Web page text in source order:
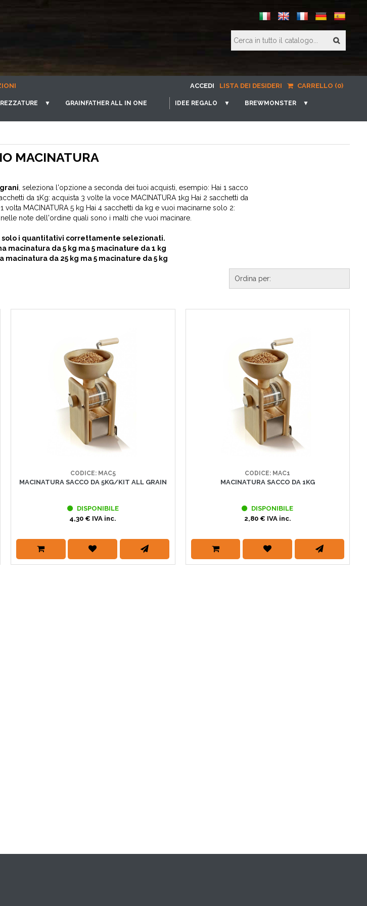
ACCEDI LISTA DEI DESIDERI CARRELLO (0)
▼ GRAINFATHER ALL IN ONE IDEE REGALO ▼ BREWMONSTER
▼
MACINATURA
, seleziona l'opzione a seconda dei tuoi acquisti, esempio: Hai 1 sacco
da 1Kg: acquista 3 volte la voce MACINATURA 1kg Hai 2 sacchetti da
volta MACINATURA 5 kg Hai 4 sacchetti da kg e vuoi macinarne solo 2:
note dell'ordine quali sono i malti che vuoi macinare.
i quantitativi correttamente selezionati.
macinatura da 5 kg ma 5 macinature da 1 kg
macinatura da 25 kg ma 5 macinature da 5 kg
CODICE: MAC5
MACINATURA SACCO DA 5KG/KIT ALL GRAIN
DISPONIBILE
4,30 € IVA inc.
CODICE: MAC1
MACINATURA SACCO DA 1KG
DISPONIBILE
2,80 € IVA inc.